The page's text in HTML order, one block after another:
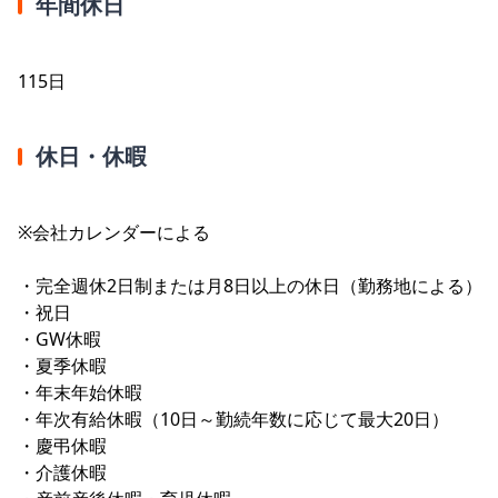
115日
休日・休暇
※会社カレンダーによる
・完全週休2日制または月8日以上の休日（勤務地による）
・祝日
・GW休暇
・夏季休暇
・年末年始休暇
・年次有給休暇（10日～勤続年数に応じて最大20日）
・慶弔休暇
・介護休暇